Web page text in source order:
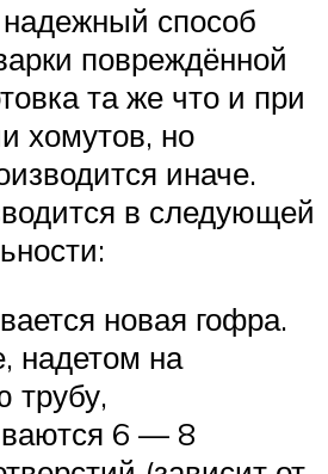
способ
повреждённой
та же что и при
хомутов, но
иначе.
в следующей
новая гофра.
надетом на
трубу,
6 — 8